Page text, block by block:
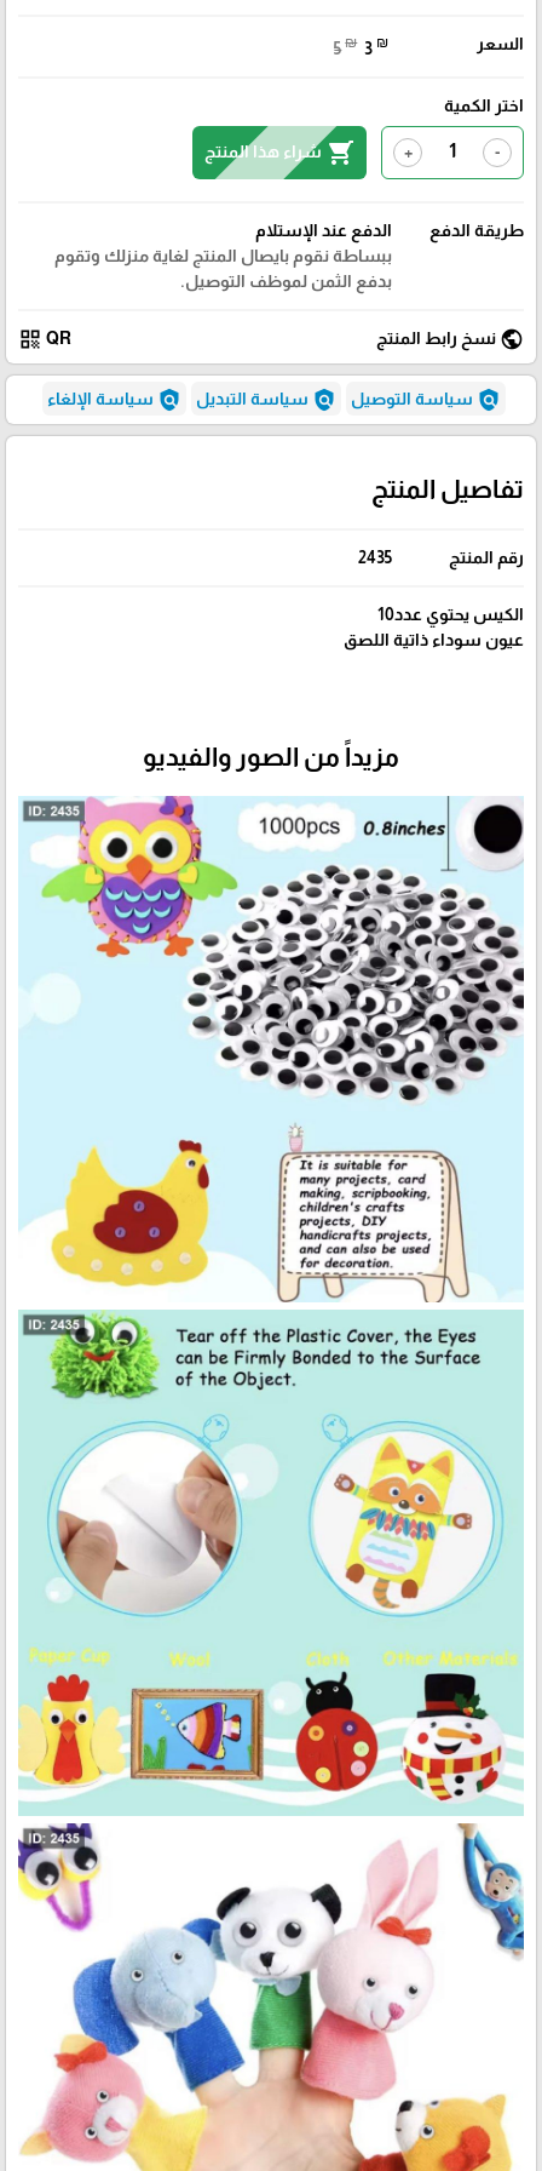
السعر 5 ₪ 3 ₪
اختر الكمية
-
+
shopping_cart شراء هذا المنتج
طريقة الدفع
الدفع عند الإستلام
ببساطة نقوم بايصال المنتج لغاية منزلك وتقوم
بدفع الثمن لموظف التوصيل.
public نسخ رابط المنتج QR
qr_code
policy سياسة التوصيل policy سياسة التبديل policy سياسة الإلغاء
تفاصيل المنتج
رقم المنتج 2435
الكيس يحتوي عدد10
عيون سوداء ذاتية اللصق
مزيداً من الصور والفيديو